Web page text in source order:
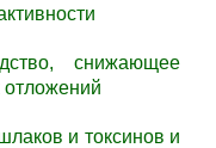
снижающее
отложений
и токсинов и